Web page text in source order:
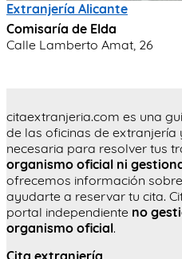
Extranjería Alicante
Comisaría de Elda
Calle Lamberto Amat, 26
citaextranjeria.com es una
de las oficinas de
necesaria para resolver tus
organismo oficial ni
ofrecemos información
ayudarte a reservar tu cita.
portal independiente no
organismo oficial.